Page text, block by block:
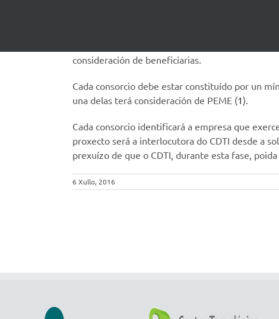
consideración de beneficiarias.
Cada consorcio debe estar constituído por un
una delas terá consideración de PEME (1).
Cada consorcio identificará a empresa que
proxecto será a interlocutora do CDTI desde a
prexuízo de que o CDTI, durante esta fase,
6 Xullo, 2016